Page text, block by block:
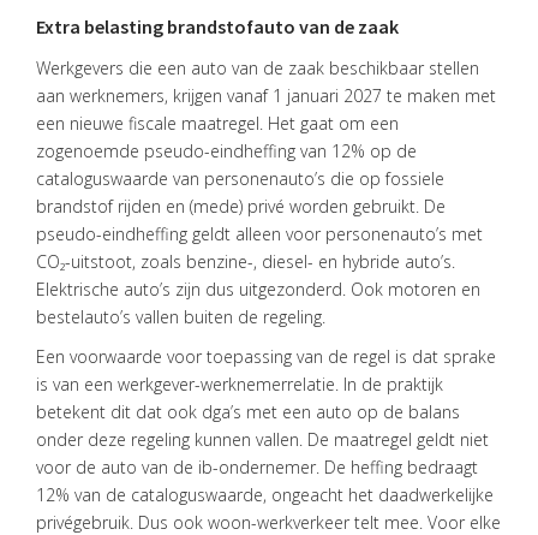
HOME
Extra belasting brandstofauto van de zaak
Werkgevers die een auto van de zaak beschikbaar stellen
aan werknemers, krijgen vanaf 1 januari 2027 te maken met
een nieuwe fiscale maatregel. Het gaat om een
zogenoemde pseudo-eindheffing van 12% op de
cataloguswaarde van personenauto’s die op fossiele
brandstof rijden en (mede) privé worden gebruikt. De
pseudo-eindheffing geldt alleen voor personenauto’s met
CO₂-uitstoot, zoals benzine-, diesel- en hybride auto’s.
Elektrische auto’s zijn dus uitgezonderd. Ook motoren en
bestelauto’s vallen buiten de regeling.
Een voorwaarde voor toepassing van de regel is dat sprake
is van een werkgever-werknemerrelatie. In de praktijk
betekent dit dat ook dga’s met een auto op de balans
onder deze regeling kunnen vallen. De maatregel geldt niet
voor de auto van de ib-ondernemer. De heffing bedraagt
12% van de cataloguswaarde, ongeacht het daadwerkelijke
privégebruik. Dus ook woon-werkverkeer telt mee. Voor elke